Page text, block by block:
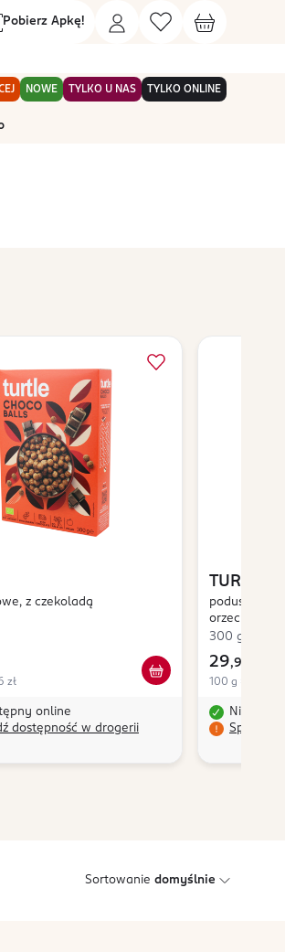
Pobierz Apkę!
NOWE TYLKO U NAS TYLKO ONLINE
z czekoladą
zł
online
dostępność w drogerii
TURTLE
poduszki
orzechów
300 g
29,99 zł
100 g = 10,00
Sprawdź
Sortowanie domyślnie